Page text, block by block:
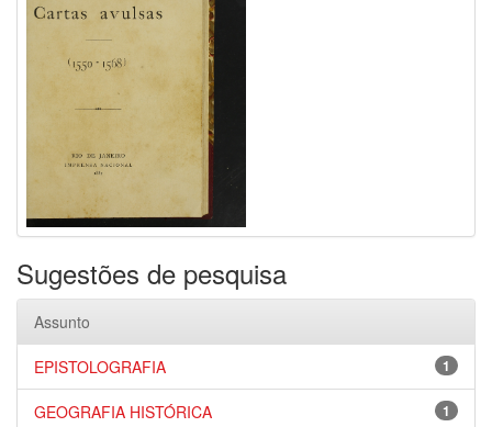
Sugestões de pesquisa
Assunto
1
EPISTOLOGRAFIA
1
GEOGRAFIA HISTÓRICA